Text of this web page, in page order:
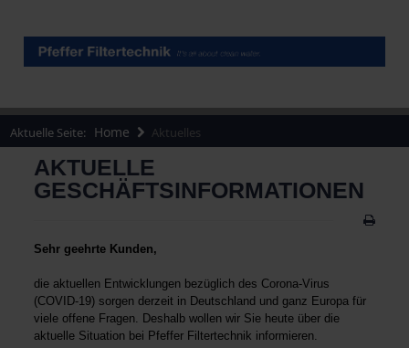
Aktuelle Seite: Home Aktuelles
AKTUELLE
GESCHÄFTSINFORMATIONEN
Sehr geehrte Kunden,
die aktuellen Entwicklungen bezüglich des Corona-Virus
(COVID-19) sorgen derzeit in Deutschland und ganz Europa für
viele offene Fragen. Deshalb wollen wir Sie heute über die
aktuelle Situation bei Pfeffer Filtertechnik informieren.